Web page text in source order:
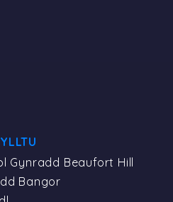
Gynradd Beaufort Hill
Bangor